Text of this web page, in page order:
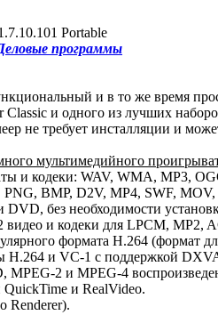
Portable
программы
и в то же время
Classic и одного из лучших
не требует инсталляции и
мультимедийного
и кодеки: WAV, WMA, MP3,
BMP, D2V, MP4, SWF,
без необходимости
и кодеки для LPCM, MP2,
формата H.264 (формат
H.264 и VC-1 с поддержкой
2 и MPEG-4
и RealVideo.
Renderer).